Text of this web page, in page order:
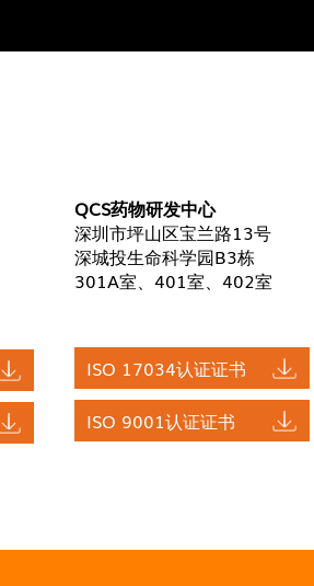
QCS药物研发中心
深圳市坪山区宝兰路13号
深城投生命科学园B3栋
301A室、401室、402室
ISO 17034认证证书
ISO 9001认证证书